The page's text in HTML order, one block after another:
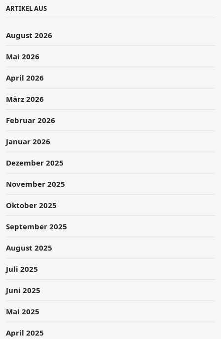
ARTIKEL AUS
August 2026
Mai 2026
April 2026
März 2026
Februar 2026
Januar 2026
Dezember 2025
November 2025
Oktober 2025
September 2025
August 2025
Juli 2025
Juni 2025
Mai 2025
April 2025